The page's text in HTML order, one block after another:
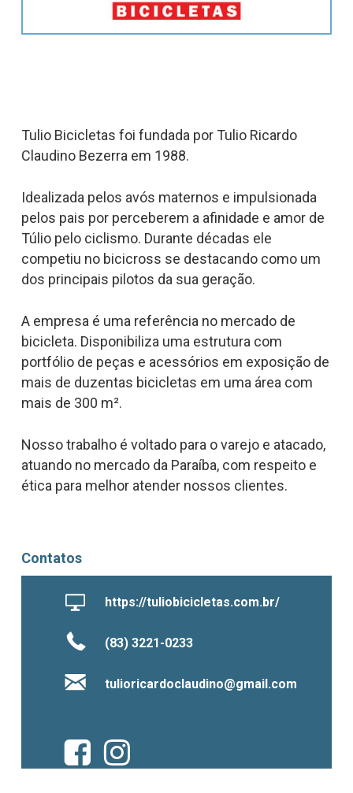
Tulio Bicicletas foi fundada por Tulio Ricardo
Claudino Bezerra em 1988.
Idealizada pelos avós maternos e impulsionada
pelos pais por perceberem a afinidade e amor de
Túlio pelo ciclismo. Durante décadas ele
competiu no bicicross se destacando como um
dos principais pilotos da sua geração.
A empresa é uma referência no mercado de
bicicleta. Disponibiliza uma estrutura com
portfólio de peças e acessórios em exposição de
mais de duzentas bicicletas em uma área com
mais de 300 m².
Nosso trabalho é voltado para o varejo e atacado,
atuando no mercado da Paraíba, com respeito e
ética para melhor atender nossos clientes.
Contatos
https://tuliobicicletas.com.br/
(83) 3221-0233
tulioricardoclaudino@gmail.com